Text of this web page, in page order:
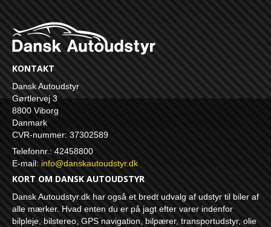
KONTAKT
Dansk Autoudstyr
Gørtlervej 3
8800 Viborg
Danmark
CVR-nummer: 37302589
Telefonnr.: 42458800
E-mail: info@danskautoudstyr.dk
KORT OM DANSK AUTOUDSTYR
Dansk Autoudstyr.dk har også et bredt udvalg af udstyr til biler af
alle mærker. Hvad enten du er på jagt efter varer indenfor
bilpleje, bilstereo, GPS navigation, bilpærer, transportudstyr, olie